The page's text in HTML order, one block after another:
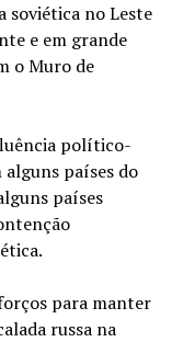
soviética no Leste
e em grande
o Muro de
político-
países do
países
para manter
russa na